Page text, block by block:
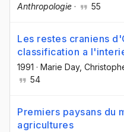
Anthropologie · 55
Les restes craniens
classification a
1991 · Marie Day,
54
Premiers paysans du
agricultures